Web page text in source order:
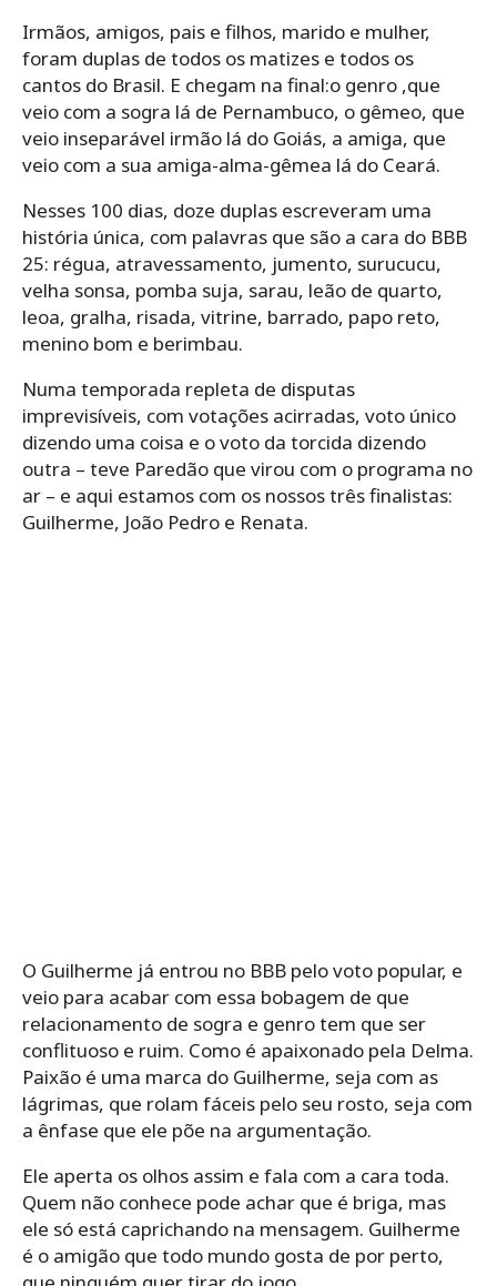
Irmãos, amigos, pais e filhos, marido e mulher,
foram duplas de todos os matizes e todos os
cantos do Brasil. E chegam na final:o genro ,que
veio com a sogra lá de Pernambuco, o gêmeo, que
veio inseparável irmão lá do Goiás, a amiga, que
veio com a sua amiga-alma-gêmea lá do Ceará.
Nesses 100 dias, doze duplas escreveram uma
história única, com palavras que são a cara do BBB
25: régua, atravessamento, jumento, surucucu,
velha sonsa, pomba suja, sarau, leão de quarto,
leoa, gralha, risada, vitrine, barrado, papo reto,
menino bom e berimbau.
Numa temporada repleta de disputas
imprevisíveis, com votações acirradas, voto único
dizendo uma coisa e o voto da torcida dizendo
outra – teve Paredão que virou com o programa no
ar – e aqui estamos com os nossos três finalistas:
Guilherme, João Pedro e Renata.
O Guilherme já entrou no BBB pelo voto popular, e
veio para acabar com essa bobagem de que
relacionamento de sogra e genro tem que ser
conflituoso e ruim. Como é apaixonado pela Delma.
Paixão é uma marca do Guilherme, seja com as
lágrimas, que rolam fáceis pelo seu rosto, seja com
a ênfase que ele põe na argumentação.
Ele aperta os olhos assim e fala com a cara toda.
Quem não conhece pode achar que é briga, mas
ele só está caprichando na mensagem. Guilherme
é o amigão que todo mundo gosta de por perto,